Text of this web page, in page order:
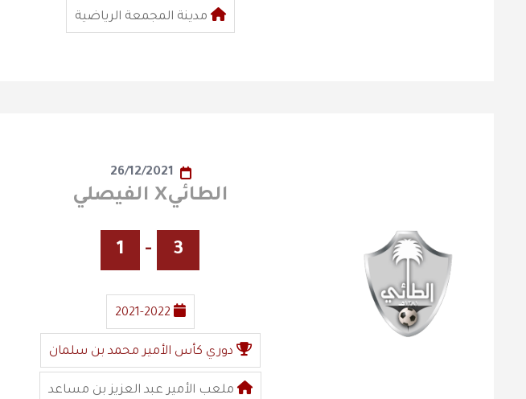
مدينة المجمعة الرياضية
26/12/2021
الطائيX الفيصلي
3
-
1
2021-2022
دوري كأس الأمير محمد بن سلمان
ملعب الأمير عبد العزيز بن مساعد